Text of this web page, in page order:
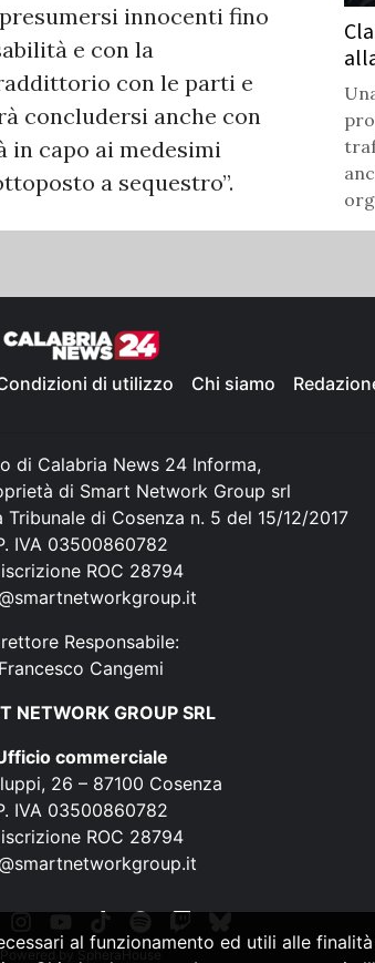
innocenti fino
e con la
con le parti e
concludersi anche con
in capo ai medesimi
a sequestro”.
di utilizzo Chi siamo
di Calabria News 24 Informa,
di Smart Network Group srl
Tribunale di Cosenza n. 5 del 15/12/2017
IVA 03500860782
ROC 28794
Responsabile:
Francesco Cangemi
NETWORK GROUP SRL
commerciale
26 – 87100 Cosenza
IVA 03500860782
ROC 28794
Powered by SpheraHouse
al funzionamento ed utili alle